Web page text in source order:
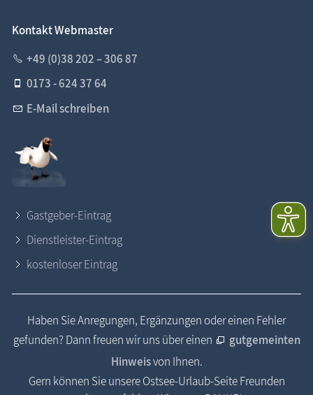
Kontakt Webmaster
+49 (0)38 202 – 306 87
0173 - 624 37 64
E-Mail schreiben
Gastgeber-Eintrag
Dienstleister-Eintrag
kostenloser Eintrag
Haben Sie Anregungen, Ergänzungen oder einen Fehler
gefunden? Dann freuen wir uns über einen
gutgemeinten
Hinweisvon Ihnen.
Gern können Sie unsere Ostsee-Urlaub-Seite Freunden